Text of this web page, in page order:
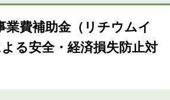
業費補助金（リチウムイ
る安全・経済損失防止対